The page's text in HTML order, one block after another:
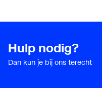
Hulp nodig?
Dan kun je bij ons terecht